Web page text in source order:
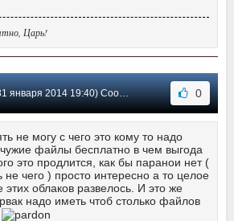
Царь!
января 2014 19:40) Сообщение #25 0
не могу с чего это кому то надо
файлы бесплатно в чем выгода
это продлится, как бы паранои нет (
не чего ) просто интересно а то целое
этих облаков развелось. И это же
надо иметь чтоб столько файлов